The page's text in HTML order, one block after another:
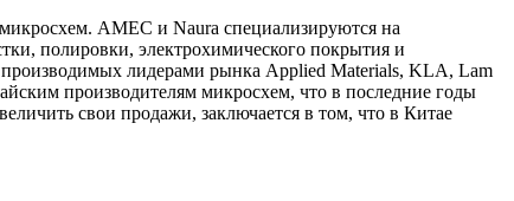
AMEC и Naura специализируются на
полировки, электрохимического покрытия и
лидерами рынка Applied Materials, KLA, Lam
производителям микросхем, что в последние годы
свои продажи, заключается в том, что в Китае